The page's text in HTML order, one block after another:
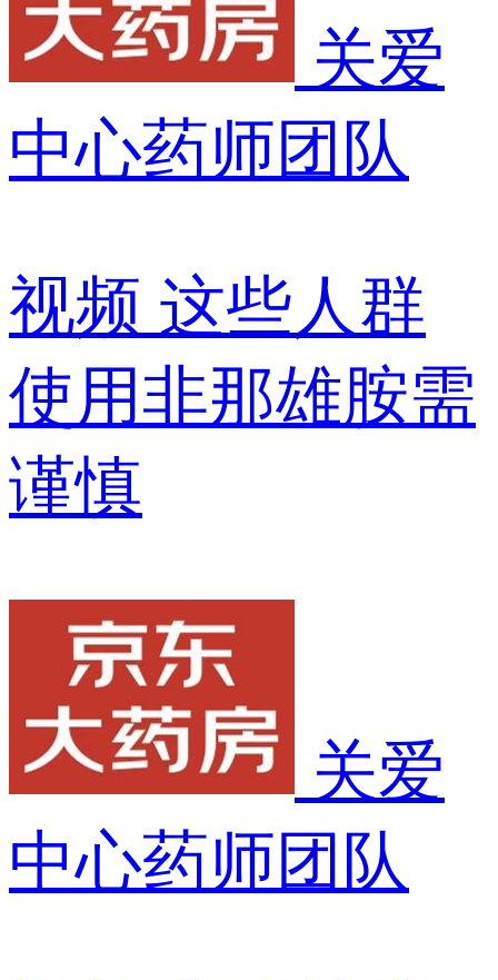
关爱
中心药师团队
视频 这些人群
使用非那雄胺需
谨慎
关爱
中心药师团队